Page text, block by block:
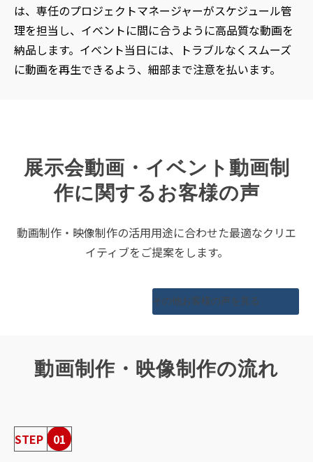
は、専任のプロジェクトマネージャーがスケジュール管
理を担当し、イベントに間に合うように高品質な動画を
納品します。イベント当日には、トラブルなくスムーズ
に動画を再生できるよう、細部まで注意を払います。
展示会動画・イベント動画制
作に関するお客様の声
動画制作・映像制作の活用用途に合わせた最適なクリエ
イティブをご提案をします。
その他お客様の声を見る
動画制作・映像制作の流れ
STEP 01